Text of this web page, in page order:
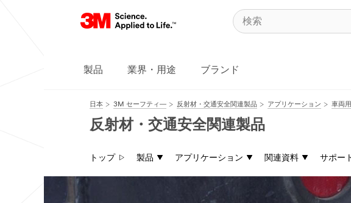
製品 業界・用途 ブランド
日本 3M セーフティ― 反射材・交通安全関連製品 アプリケーション 車両
反射材・交通安全関連製品
トップ 製品 アプリケーション 関連資料 サポー